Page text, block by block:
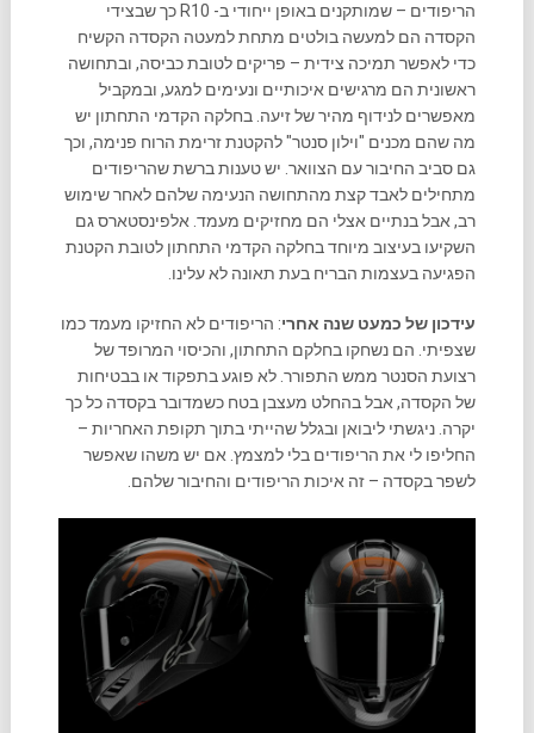
הריפודים – שמותקנים באופן ייחודי ב- R10 כך שבצידי
הקסדה הם למעשה בולטים מתחת למעטה הקסדה הקשיח
כדי לאפשר תמיכה צידית – פריקים לטובת כביסה, ובתחושה
ראשונית הם מרגישים איכותיים ונעימים למגע, ובמקביל
מאפשרים לנידוף מהיר של זיעה. בחלקה הקדמי התחתון יש
מה שהם מכנים "וילון סנטר" להקטנת זרימת הרוח פנימה, וכך
גם סביב החיבור עם הצוואר. יש טענות ברשת שהריפודים
מתחילים לאבד קצת מהתחושה הנעימה שלהם לאחר שימוש
רב, אבל בנתיים אצלי הם מחזיקים מעמד. אלפינסטארס גם
השקיעו בעיצוב מיוחד בחלקה הקדמי התחתון לטובת הקטנת
הפגיעה בעצמות הבריח בעת תאונה לא עלינו.
עידכון של כמעט שנה אחרי: הריפודים לא החזיקו מעמד כמו
שצפיתי. הם נשחקו בחלקם התחתון, והכיסוי המרופד של
רצועת הסנטר ממש התפורר. לא פוגע בתפקוד או בבטיחות
של הקסדה, אבל בהחלט מעצבן בטח כשמדובר בקסדה כל כך
יקרה. ניגשתי ליבואן ובגלל שהייתי בתוך תקופת האחריות –
החליפו לי את הריפודים בלי למצמץ. אם יש משהו שאפשר
לשפר בקסדה – זה איכות הריפודים והחיבור שלהם.